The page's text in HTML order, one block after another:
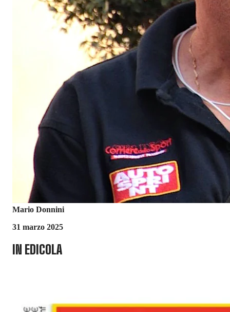
Mario Donnini
31 marzo 2025
IN EDICOLA